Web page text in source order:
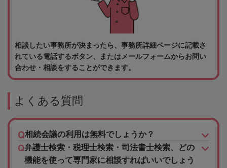
相談したい事務所が決まったら、事務所詳細ページに記載さ
れている電話するボタン、またはメールフォームからお問い
合わせ・相談をすることができます。
よくある質問
相続会議の利用は無料でしょうか？
弁護士検索・税理士検索・司法書士検索、どの
機能を使って専門家に相談すればいいでしょう